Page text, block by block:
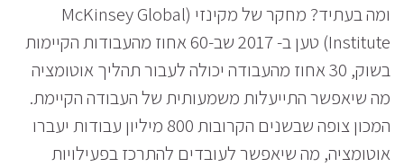
ומה בעתיד? מחקר של מקינזי (McKinsey Global
Institute) טען ב- 2017 שב-60 אחוז מהעבודות הקיימות
בשוק, 30 אחוז מהעבודה יכולה לעבור תהליך אוטומציה
מה שיאפשר התייעלות משמעותית של העבודה הקיימת.
המכון צופה שבשנים הקרובות 800 מיליון עבודות יעברו
אוטומציה, מה שיאפשר לעובדים להתרכז בפעילויות